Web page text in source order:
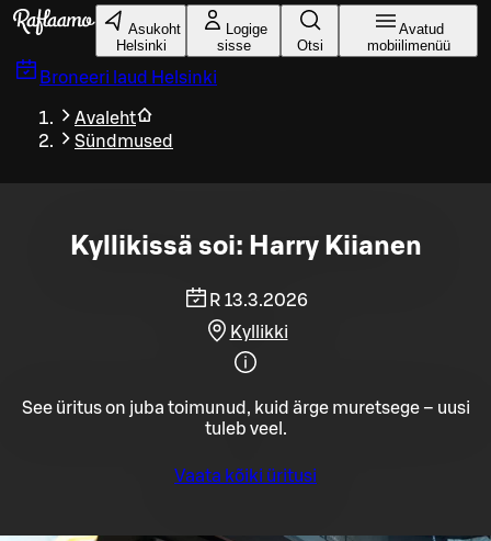
Liigu peamise sisu juurde
Asukoht
Helsinki
Logige
sisse
Otsi
Avatud
mobiilimenüü
Broneeri laud Helsinki
Avaleht
Sündmused
Kyllikissä soi: Harry Kiianen
R 13.3.2026
Kyllikki
See üritus on juba toimunud, kuid ärge muretsege – uusi
tuleb veel.
Vaata kõiki üritusi